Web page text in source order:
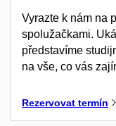
Vyrazte k nám na
spolužačkami.
představíme
na vše, co vás
Rezervovat termín